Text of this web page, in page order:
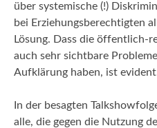
über systemische (!)
bei Erziehungsberechtigten
Lösung. Dass die öffentlich-
auch sehr sichtbare
Aufklärung haben, ist
In der besagten
alle, die gegen die Nutzung